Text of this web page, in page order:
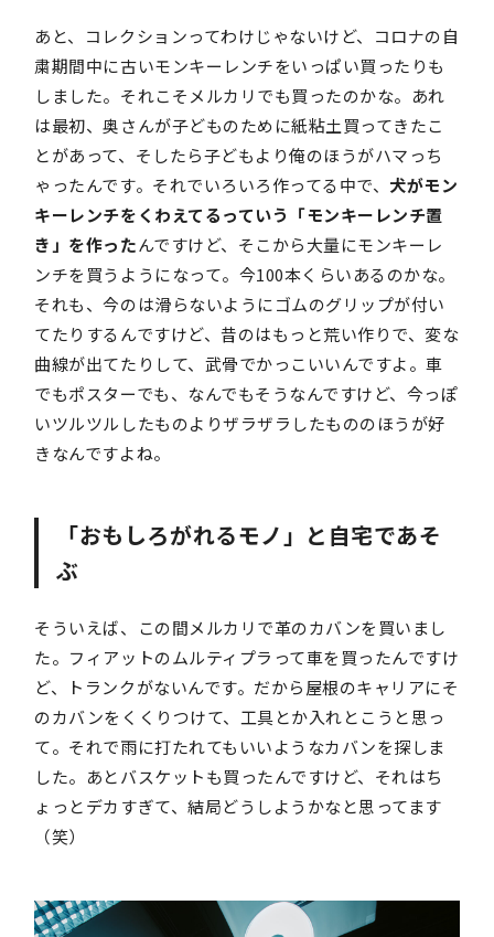
あと、コレクションってわけじゃないけど、コロナの自
粛期間中に古いモンキーレンチをいっぱい買ったりも
しました。それこそメルカリでも買ったのかな。あれ
は最初、奥さんが子どものために紙粘土買ってきたこ
とがあって、そしたら子どもより俺のほうがハマっち
ゃったんです。それでいろいろ作ってる中で、 犬がモン
キーレンチをくわえてるっていう「モンキーレンチ置
き」を作ったんですけど、そこから大量にモンキーレ
ンチを買うようになって。今100本くらいあるのかな。
それも、今のは滑らないようにゴムのグリップが付い
てたりするんですけど、昔のはもっと荒い作りで、変な
曲線が出てたりして、武骨でかっこいいんですよ。車
でもポスターでも、なんでもそうなんですけど、今っぽ
いツルツルしたものよりザラザラしたもののほうが好
きなんですよね。
「おもしろがれるモノ」と自宅であそ
ぶ
そういえば、この間メルカリで革のカバンを買いまし
た。フィアットのムルティプラって車を買ったんですけ
ど、トランクがないんです。だから屋根のキャリアにそ
のカバンをくくりつけて、工具とか入れとこうと思っ
て。それで雨に打たれてもいいようなカバンを探しま
した。あとバスケットも買ったんですけど、それはち
ょっとデカすぎて、結局どうしようかなと思ってます
（笑）